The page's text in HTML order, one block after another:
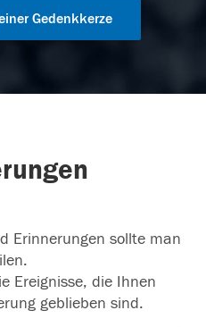
Gedenkkerze
Erinnerungen sollte man
Ereignisse, die Ihnen
geblieben sind.